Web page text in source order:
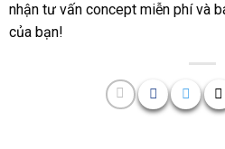
nhận tư vấn concept miễn phí và
của bạn!